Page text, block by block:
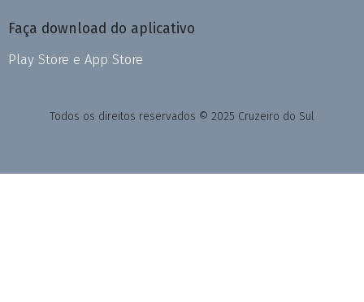
Faça download do aplicativo
Play Store e App Store
Todos os direitos reservados © 2025 Cruzeiro do Sul